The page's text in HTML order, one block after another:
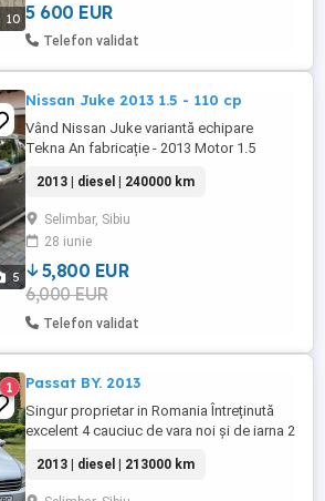
10
revizii facute ...
5 600 EUR
Telefon validat
5
Nissan Juke 2013 1.5 - 110 cp
Vând Nissan Juke variantă echipare
Tekna An fabricație - 2013 Motor 1.5
235000 km în creștere 2 chei Climă
automată Camera spate Pilot automat
Navigație cu Bluetooth originală Geamuri
electrice fata - spate In stare bună de
funcționare, fara rugina Urme normale ...
2013 | diesel | 240000 km
Selimbar, Sibiu
28 iunie
5,800 EUR
6,000 EUR
Telefon validat
1 Passat BY. 2013
Singur proprietar in Romania Întreținută
excelent 4 cauciuc de vara noi și de iarna 2
Fără defecte
2013 | diesel | 213000 km